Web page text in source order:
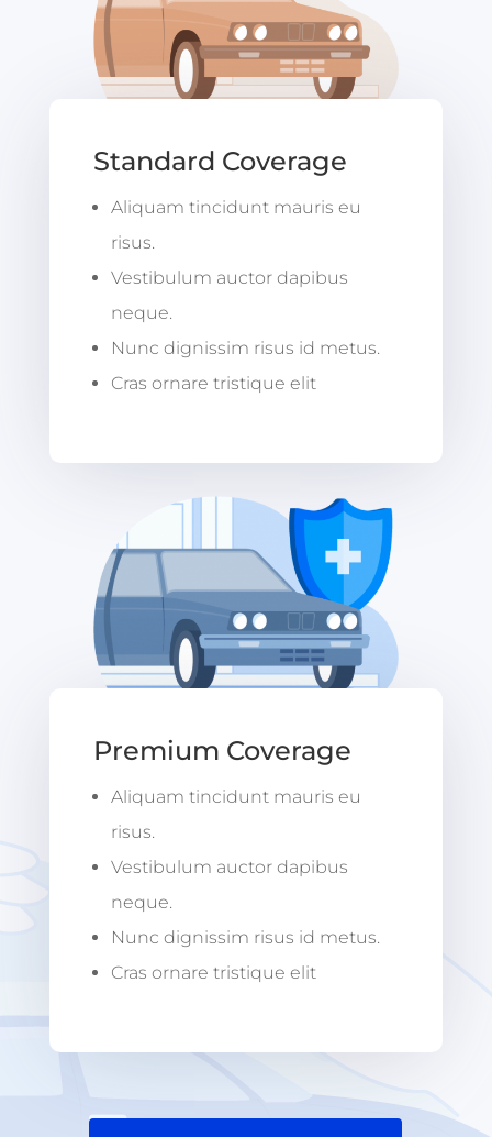
Standard Coverage
Aliquam tincidunt mauris eu
risus.
Vestibulum auctor dapibus
neque.
Nunc dignissim risus id metus.
Cras ornare tristique elit
Premium Coverage
Aliquam tincidunt mauris eu
risus.
Vestibulum auctor dapibus
neque.
Nunc dignissim risus id metus.
Cras ornare tristique elit